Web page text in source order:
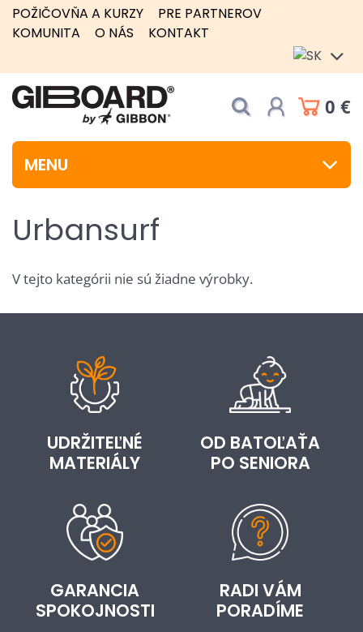
POŽIČOVŇA A KURZY
PRE PARTNEROV
KOMUNITA
O NÁS KONTAKT
0 €
MENU
Urbansurf
V tejto kategórii nie sú žiadne výrobky.
UDRŽITEĽNÉ
MATERIÁLY
OD BATOĽAŤA
PO SENIORA
GARANCIA
SPOKOJNOSTI
RADI VÁM
PORADÍME